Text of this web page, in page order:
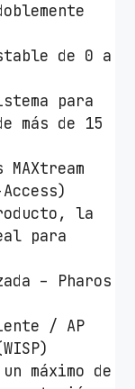
de 0 a
para
más de 15
la
para
– Pharos
/ AP
máximo de